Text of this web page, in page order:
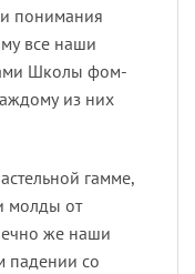
понимания
все наши
Школы фом-
из них
гамме,
молды от
же наши
падении со